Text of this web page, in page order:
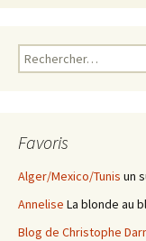
Rechercher :
Favoris
Alger/Mexico/Tunis un
Annelise La blonde au
Blog de Christophe